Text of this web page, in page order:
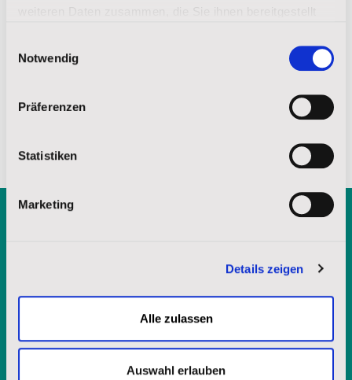
gesammelt haben.
Notwendig
Präferenzen
Statistiken
Marketing
Details zeigen
Alle zulassen
Auswahl erlauben